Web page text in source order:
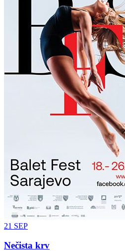
21 SEP
Nečista krv